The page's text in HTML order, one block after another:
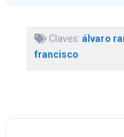
Claves: álvaro
francisco